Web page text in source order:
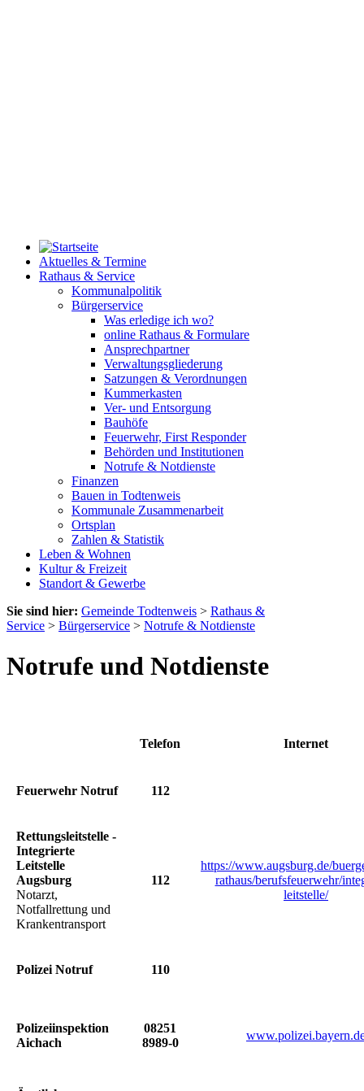
Aktuelles & Termine
Rathaus & Service
Kommunalpolitik
Bürgerservice
Was erledige ich wo?
online Rathaus & Formulare
Ansprechpartner
Verwaltungsgliederung
Satzungen & Verordnungen
Kummerkasten
Ver- und Entsorgung
Bauhöfe
Feuerwehr, First Responder
Behörden und Institutionen
Notrufe & Notdienste
Finanzen
Bauen in Todtenweis
Kommunale Zusammenarbeit
Ortsplan
Zahlen & Statistik
Leben & Wohnen
Kultur & Freizeit
Standort & Gewerbe
Sie sind hier: Gemeinde Todtenweis > Rathaus &
Service > Bürgerservice > Notrufe & Notdienste
Notrufe und Notdienste
Telefon Internet
Feuerwehr Notruf 112
Rettungsleitstelle -
Integrierte
Leitstelle
Augsburg
Notarzt,
Notfallrettung und
Krankentransport
112
https://www.augsburg.de/
rathaus/berufsfeuerwehr/
leitstelle/
Polizei Notruf 110
Polizeiinspektion
Aichach
08251
8989-0